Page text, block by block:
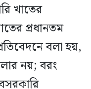
খাতের
প্রধানতম
বলা হয়,
নয়; বরং